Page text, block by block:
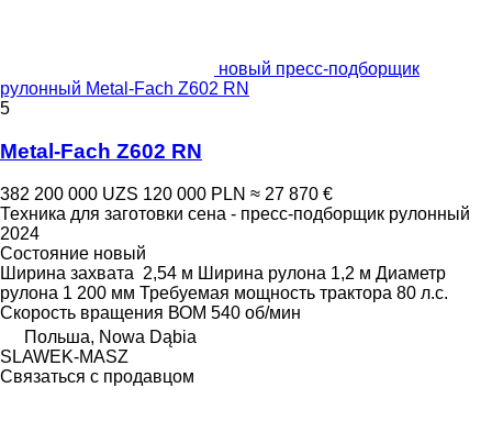
новый пресс-подборщик
рулонный Metal-Fach Z602 RN
5
Metal-Fach Z602 RN
382 200 000 UZS 120 000 PLN ≈ 27 870 €
Техника для заготовки сена - пресс-подборщик рулонный
2024
Состояние новый
Ширина захвата 2,54 м Ширина рулона 1,2 м Диаметр
рулона 1 200 мм Требуемая мощность трактора 80 л.с.
Скорость вращения ВОМ 540 об/мин
Польша, Nowa Dąbia
SLAWEK-MASZ
Связаться с продавцом